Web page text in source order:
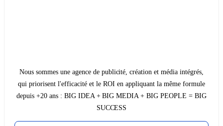
Nous sommes une agence de publicité, création et média intégrés,
qui priorisent l'efficacité et le ROI en appliquant la même formule
depuis +20 ans : BIG IDEA + BIG MEDIA + BIG PEOPLE = BIG
SUCCESS